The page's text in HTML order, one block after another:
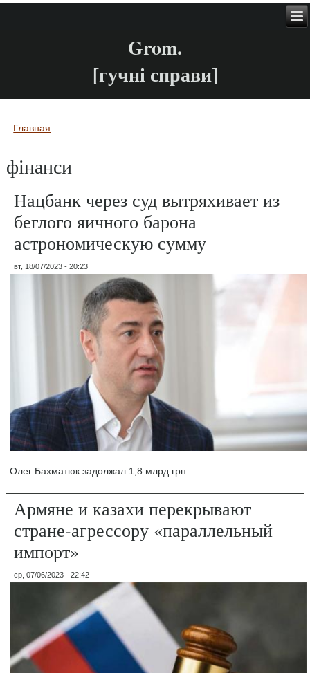
Grom.
[гучні справи]
Вы здесь
Главная
фінанси
Нацбанк через суд вытряхивает из
беглого яичного барона
астрономическую сумму
вт, 18/07/2023 - 20:23
Олег Бахматюк задолжал 1,8 млрд грн.
Армяне и казахи перекрывают
стране-агрессору «параллельный
импорт»
ср, 07/06/2023 - 22:42